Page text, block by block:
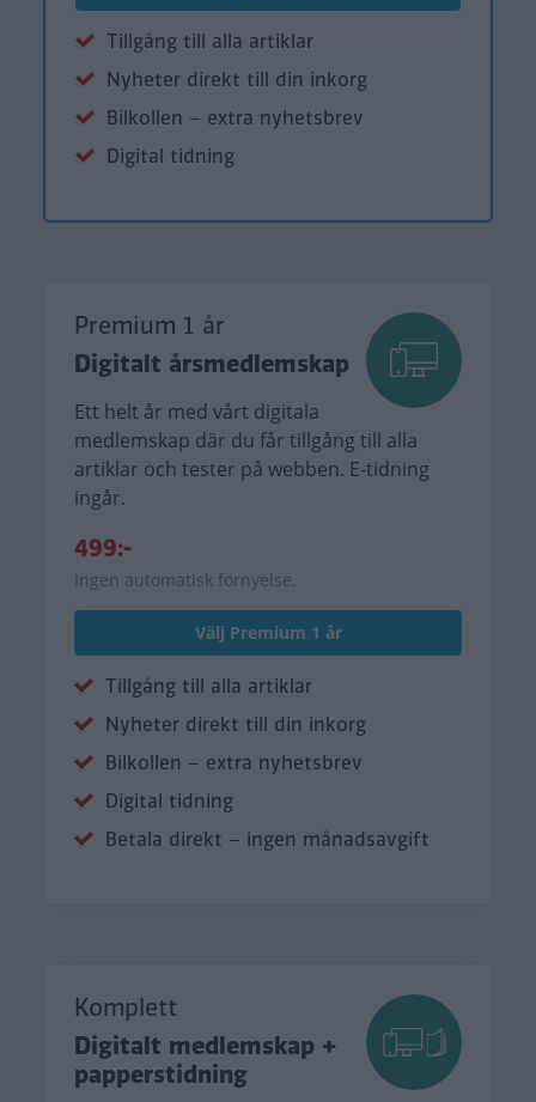
Tillgång till alla artiklar
Nyheter direkt till din inkorg
Bilkollen – extra nyhetsbrev
Digital tidning
Premium 1 år
Digitalt årsmedlemskap
Ett helt år med vårt digitala
medlemskap där du får tillgång till alla
artiklar och tester på webben. E-tidning
ingår.
499:-
Ingen automatisk förnyelse.
Välj Premium 1 år
Tillgång till alla artiklar
Nyheter direkt till din inkorg
Bilkollen – extra nyhetsbrev
Digital tidning
Betala direkt – ingen månadsavgift
Komplett
Digitalt medlemskap +
papperstidning